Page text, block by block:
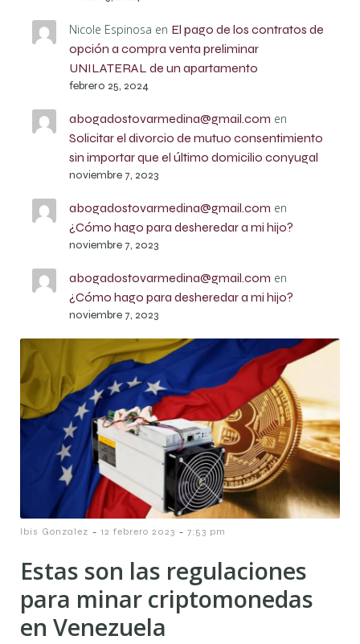
Nicole Espinosa en El pago de los contratos de
opción a compra venta preliminar
UNILATERAL de un apartamento
febrero 25, 2024
abogadostovarmedina@gmail.com en
Solicitar el divorcio de mutuo consentimiento
sin importar que el último domicilio conyugal
noviembre 7, 2023
abogadostovarmedina@gmail.com en
¿Cómo hago para desheredar a mi hijo?
noviembre 7, 2023
abogadostovarmedina@gmail.com en
¿Cómo hago para desheredar a mi hijo?
noviembre 7, 2023
Ibis Gonzalez - 12 febrero 2023 - 7:53 pm
Estas son las regulaciones
para minar criptomonedas
en Venezuela